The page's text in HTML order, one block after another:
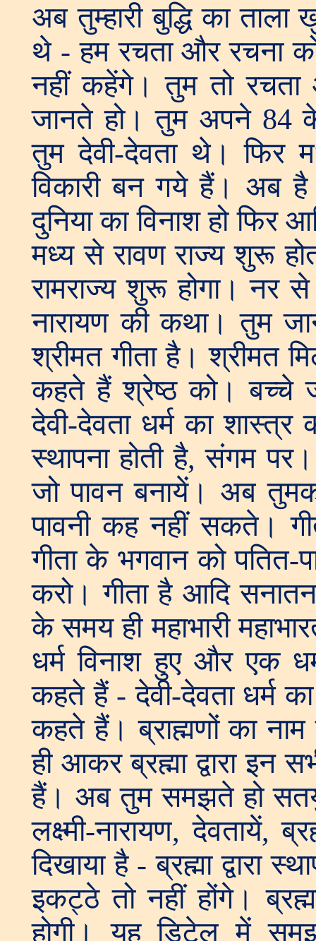
अब तुम्हारी बुद्धि का
थे - हम रचता और रचना
नहीं कहेंगे। तुम तो
जानते हो। तुम अपने 84
तुम देवी-देवता थे। फिर
विकारी बन गये हैं। अब
दुनिया का विनाश हो फिर
मध्य से रावण राज्य शुरू
रामराज्य शुरू होगा। नर
नारायण की कथा। तुम
श्रीमत गीता है। श्रीमत
कहते हैं श्रेष्ठ को। बच्चे
देवी-देवता धर्म का
स्थापना होती है, संगम
जो पावन बनायें। अब
पावनी कह नहीं सकते।
गीता के भगवान को पतित-
करो। गीता है आदि
के समय ही महाभारी
धर्म विनाश हुए और एक
कहते हैं - देवी-देवता धर्म
कहते हैं। ब्राह्मणों का नाम
ही आकर ब्रह्मा द्वारा इन
हैं। अब तुम समझते हो
लक्ष्मी-नारायण, देवतायें,
दिखाया है - ब्रह्मा द्वारा
इकट्ठे तो नहीं होंगे।
होगी। यह डिटेल में